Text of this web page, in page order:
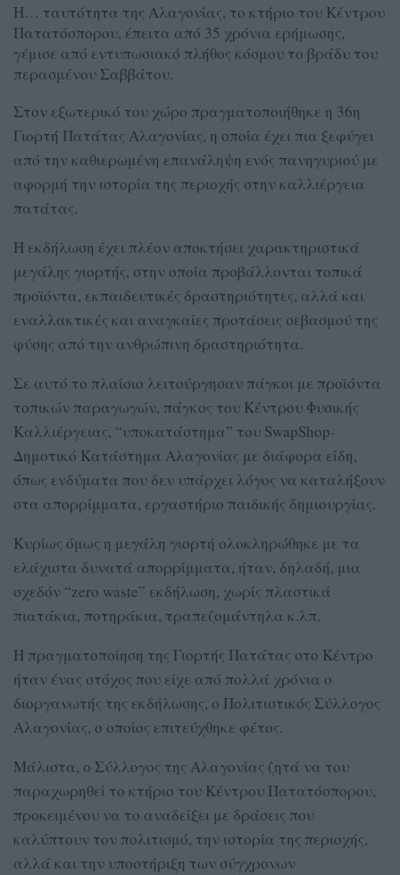
Η… ταυτότητα της Αλαγονίας, το κτήριο του Κέντρου
Πατατόσπορου, έπειτα από 35 χρόνια ερήμωσης,
γέμισε από εντυπωσιακό πλήθος κόσμου το βράδυ του
περασμένου Σαββάτου.
Στον εξωτερικό του χώρο πραγματοποιήθηκε η 36η
Γιορτή Πατάτας Αλαγονίας, η οποία έχει πια ξεφύγει
από την καθιερωμένη επανάληψη ενός πανηγυριού με
αφορμή την ιστορία της περιοχής στην καλλιέργεια
πατάτας.
Η εκδήλωση έχει πλέον αποκτήσει χαρακτηριστικά
μεγάλης γιορτής, στην οποία προβάλλονται τοπικά
προϊόντα, εκπαιδευτικές δραστηριότητες, αλλά και
εναλλακτικές και αναγκαίες προτάσεις σεβασμού της
φύσης από την ανθρώπινη δραστηριότητα.
Σε αυτό το πλαίσιο λειτούργησαν πάγκοι με προϊόντα
τοπικών παραγωγών, πάγκος του Κέντρου Φυσικής
Καλλιέργειας, “υποκατάστημα” του SwapShop-
Δημοτικό Κατάστημα Αλαγονίας με διάφορα είδη,
όπως ενδύματα που δεν υπάρχει λόγος να καταλήξουν
στα απορρίμματα, εργαστήριο παιδικής δημιουργίας.
Κυρίως όμως η μεγάλη γιορτή ολοκληρώθηκε με τα
ελάχιστα δυνατά απορρίμματα, ήταν, δηλαδή, μια
σχεδόν “zero waste” εκδήλωση, χωρίς πλαστικά
πιατάκια, ποτηράκια, τραπεζομάντηλα κ.λπ.
Η πραγματοποίηση της Γιορτής Πατάτας στο Κέντρο
ήταν ένας στόχος που είχε από πολλά χρόνια ο
διοργανωτής της εκδήλωσης, ο Πολιτιστικός Σύλλογος
Αλαγονίας, ο οποίος επιτεύχθηκε φέτος.
Μάλιστα, ο Σύλλογος της Αλαγονίας ζητά να του
παραχωρηθεί το κτήριο του Κέντρου Πατατόσπορου,
προκειμένου να το αναδείξει με δράσεις που
καλύπτουν τον πολιτισμό, την ιστορία της περιοχής,
αλλά και την υποστήριξη των σύγχρονων